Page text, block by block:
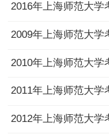
2016年上海师范大学
2009年上海师范大学
2010年上海师范大学
2011年上海师范大学
2012年上海师范大学